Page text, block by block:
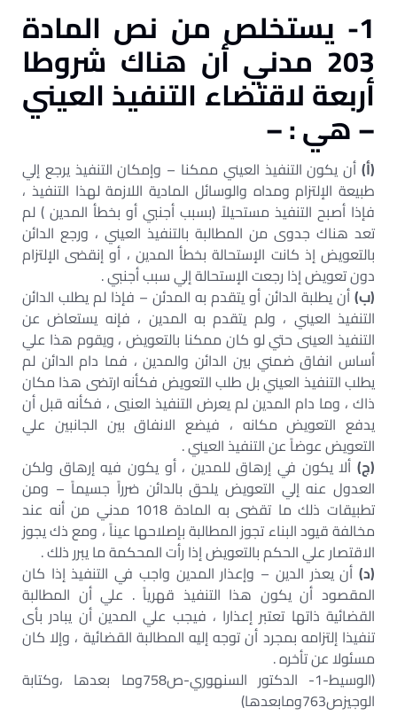
1- يستخلص من نص المادة
203 مدني أن هناك شروطا
أربعة لاقتضاء التنفيذ العيني
– هي : –
(أ) أن يكون التنفيذ العيني ممكنا – وإمكان التنفيذ يرجع إلي
طبيعة الإلتزام ومداه والوسائل المادية اللازمة لهذا التنفيذ ،
فإذا أصبح التنفيذ مستحيلاً (بسبب أجنبي أو بخطأ المدين ) لم
تعد هناك جدوى من المطالبة بالتنفيذ العيني ، ورجع الدائن
بالتعويض إذ كانت الإستحالة بخطأ المدين ، أو إنقضى الإلتزام
دون تعويض إذا رجعت الإستحالة إلي سبب أجنبي .
(ب)أن يطلبة الدائن أو يتقدم به المدئن – فإذا لم يطلب الدائن
التنفيذ العيني ، ولم يتقدم به المدين ، فإنه يستعاض عن
التنفيذ العينى حتي لو كان ممكنا بالتعويض ، ويقوم هذا علي
أساس انفاق ضمني بين الدائن والمدين ، فما دام الدائن لم
يطلب التنفيذ العيني بل طلب التعويض فكأنه ارتضى هذا مكان
ذاك ، وما دام المدين لم يعرض التنفيذ العنيي ، فكأنه قبل أن
يدفع التعويض مكانه ، فيضع الانفاق بين الجانبين علي
التعويض عوضاً عن التنفيذ العيني .
(ج) ألا يكون في إرهاق للمدين ، أو يكون فيه إرهاق ولكن
العدول عنه إلي التعويض يلحق بالدائن ضرراً جسيماً – ومن
تطبيقات ذلك ما تقضى به المادة 1018 مدني من أنه عند
مخالفة قيود البناء تجوز المطالبة بإصلاحها عيناً ، ومع ذك يجوز
الاقتصار علي الحكم بالتعويض إذا رأت المحكمة ما يبرر ذلك .
(د) أن يعذر الدين – وإعذار المدين واجب في التنفيذ إذا كان
المقصود أن يكون هذا التنفيذ قهرياً . علي أن المطالبة
القضائية ذاتها تعتبر إعذارا ، فيجب علي المدين أن يبادر بأى
تنفيذا إلتزامه بمجرد أن توجه إليه المطالبة القضائية ، وإلا كان
مسئولا عن تأخره .
(الوسيط-1- الدكتور السنهوري-ص758وما بعدها ،وكتابة
الوجيزص763ومابعدها)